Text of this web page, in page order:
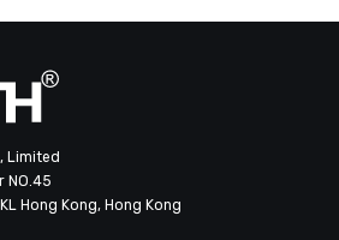
Limited
NO.45
Hong Kong, Hong Kong